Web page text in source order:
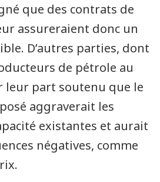
que des contrats de
assureraient donc un
D’autres parties, dont
de pétrole au
leur part soutenu que le
aggraverait les
existantes et aurait
négatives, comme